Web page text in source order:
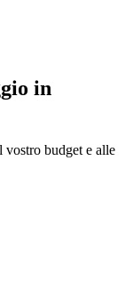
in
vostro budget e alle